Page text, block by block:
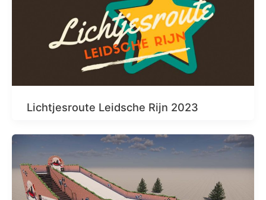
Lichtjesroute Leidsche Rijn 2023